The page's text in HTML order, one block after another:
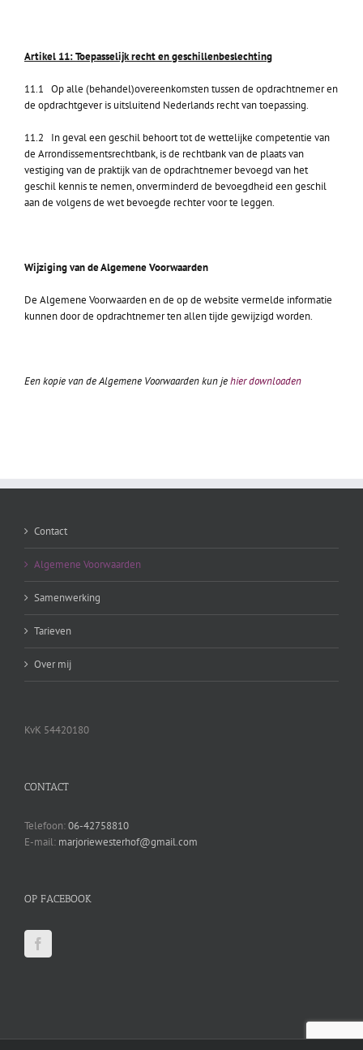
Artikel 11: Toepasselijk recht en geschillenbeslechting
11.1 Op alle (behandel)overeenkomsten tussen de opdrachtnemer en
de opdrachtgever is uitsluitend Nederlands recht van toepassing.
11.2 In geval een geschil behoort tot de wettelijke competentie van
de Arrondissementsrechtbank, is de rechtbank van de plaats van
vestiging van de praktijk van de opdrachtnemer bevoegd van het
geschil kennis te nemen, onverminderd de bevoegdheid een geschil
aan de volgens de wet bevoegde rechter voor te leggen.
Wijziging van de Algemene Voorwaarden
De Algemene Voorwaarden en de op de website vermelde informatie
kunnen door de opdrachtnemer ten allen tijde gewijzigd worden.
Een kopie van de Algemene Voorwaarden kun jehier downloaden
Contact
Algemene Voorwaarden
Samenwerking
Tarieven
Over mij
KvK 54420180
CONTACT
Telefoon:06-42758810
E-mail: marjoriewesterhof@gmail.com
OP FACEBOOK